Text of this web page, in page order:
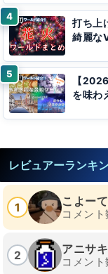
打ち上
綺麗な
【
を味わ
レビュアーランキ
1 こよーて
コメン
2 アニサ
コメン